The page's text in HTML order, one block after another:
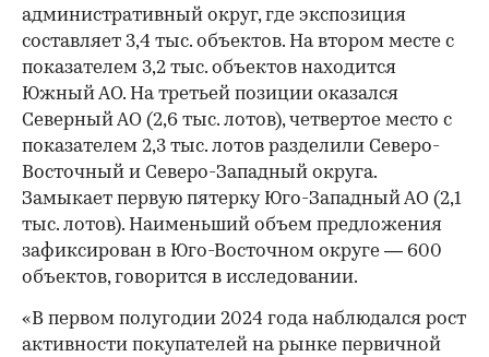
административный округ, где экспозиция
составляет 3,4 тыс. объектов. На втором месте с
показателем 3,2 тыс. объектов находится
Южный АО. На третьей позиции оказался
Северный АО (2,6 тыс. лотов), четвертое место с
показателем 2,3 тыс. лотов разделили Северо-
Восточный и Северо-Западный округа.
Замыкает первую пятерку Юго-Западный АО (2,1
тыс. лотов). Наименьший объем предложения
зафиксирован в Юго-Восточном округе — 600
объектов, говорится в исследовании.
«В первом полугодии 2024 года наблюдался рост
активности покупателей на рынке первичной